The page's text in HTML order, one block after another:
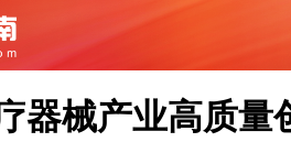
器械产业高质量